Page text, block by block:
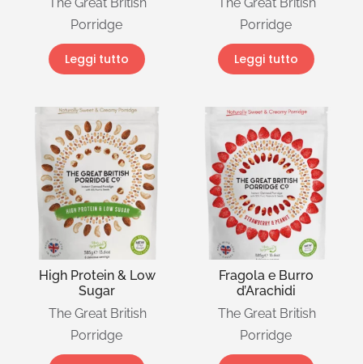
Porridge
Leggi tutto
Porridge
Leggi tutto
High Protein & Low
Sugar
The Great British
Porridge
Fragola e Burro
d’Arachidi
The Great British
Porridge